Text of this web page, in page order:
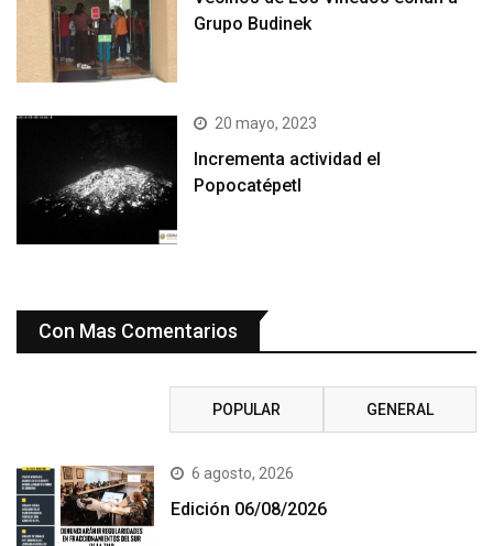
Grupo Budinek
20 mayo, 2023
Incrementa actividad el
Popocatépetl
Con Mas Comentarios
POPULAR GENERAL
6 agosto, 2026
Edición 06/08/2026